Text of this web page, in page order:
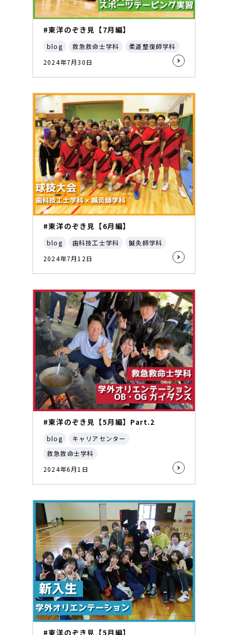
#東洋のぞき見【7月編】
blog 救急救命士学科
柔道整復師学科
2024年7月30日
#東洋のぞき見【6月編】
blog 歯科技工士学科
鍼灸師学科
2024年7月12日
#東洋のぞき見【5月編】Part.2
blog
キャリアセンター
救急救命士学科
2024年6月1日
#東洋のぞき見【5月編】